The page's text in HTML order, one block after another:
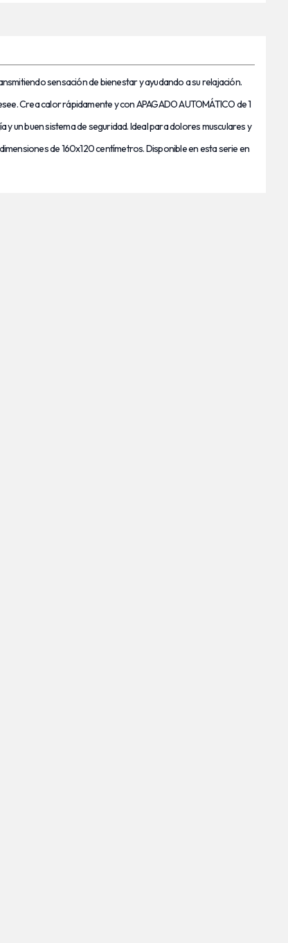
sensación de bienestar y ayudando a su relajación.
Crea calor rápidamente y con APAGADO AUTOMÁTICO de 1
un buen sistema de seguridad. Ideal para dolores musculares y
de 160x120 centímetros. Disponible en esta serie en